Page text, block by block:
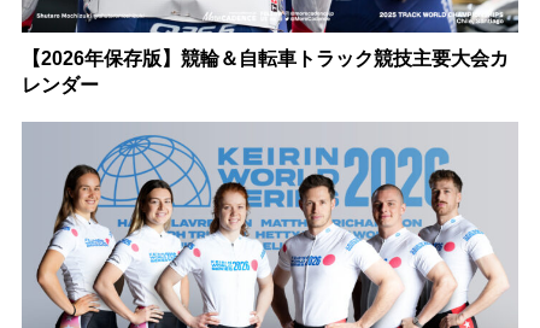
【2026年保存版】競輪＆自転車トラック競技主要大会カ
レンダー